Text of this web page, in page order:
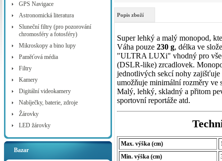
GPS Navigace
Astronomická literatura
Sluneční filtry (pro pozorování
chromosféry a fotosféry)
Mikroskopy a bino lupy
Paměťová média
Filtry
Kamery
Digitální videokamery
Nabíječky, baterie, zdroje
Žárovky
LED žárovky
Bazar
Popis zboží
Super lehký a malý monopod,
Váha pouze 230 g, délka ve
"ULTRA LUXi" vhodný pro
(DSLR-like) zrcadlovek.
jednotlivých sekcí nohy
umožňuje minimální rozměry ve
Malý, lehký, skladný a přitom
sportovní reportáže atd.
Max. výška (cm)
Min. výška (cm)